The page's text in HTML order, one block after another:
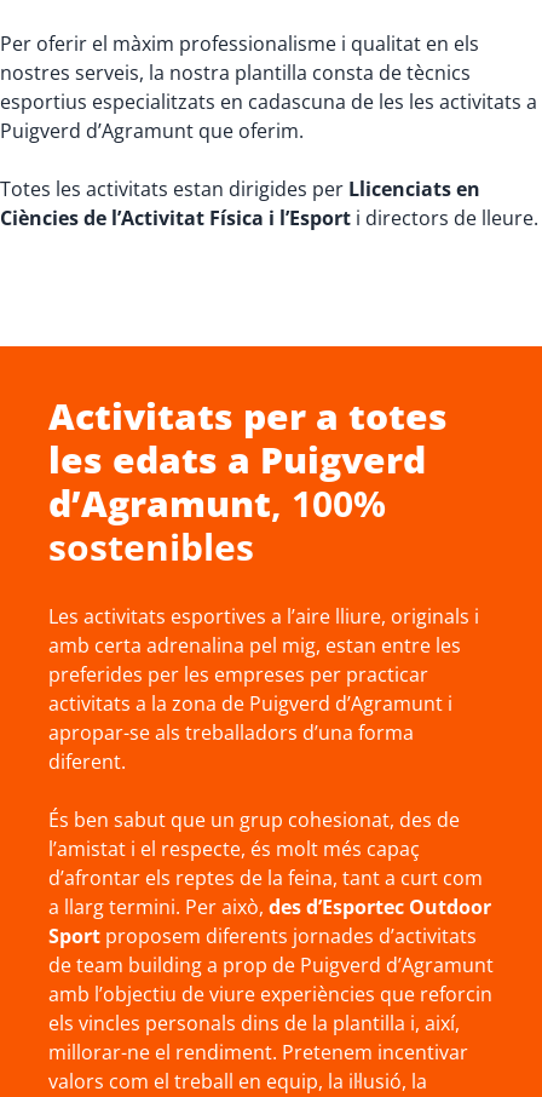
Per oferir el màxim professionalisme i qualitat en els
nostres serveis, la nostra plantilla consta de tècnics
esportius especialitzats en cadascuna de les les activitats a
Puigverd d’Agramunt que oferim.
Totes les activitats estan dirigides per Llicenciats en
Ciències de l’Activitat Física i l’Esport i directors de lleure.
Activitats per a totes
les edats a Puigverd
d’Agramunt, 100%
sostenibles
Les activitats esportives a l’aire lliure, originals i
amb certa adrenalina pel mig, estan entre les
preferides per les empreses per practicar
activitats a la zona de Puigverd d’Agramunt i
apropar-se als treballadors d’una forma
diferent.
És ben sabut que un grup cohesionat, des de
l’amistat i el respecte, és molt més capaç
d’afrontar els reptes de la feina, tant a curt com
a llarg termini. Per això, des d’Esportec Outdoor
Sport proposem diferents jornades d’activitats
de team building a prop de Puigverd d’Agramunt
amb l’objectiu de viure experiències que reforcin
els vincles personals dins de la plantilla i, així,
millorar-ne el rendiment. Pretenem incentivar
valors com el treball en equip, la il·lusió, la